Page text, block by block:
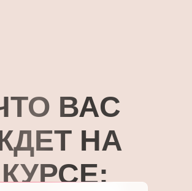
ВАС
НА
КУРСЕ: